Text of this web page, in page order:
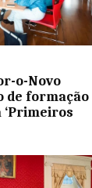
o-Novo
de formação
‘Primeiros